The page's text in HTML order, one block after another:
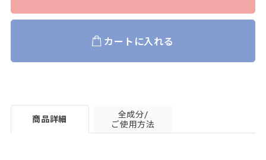
カートに入れる
商品詳細
全成分/
ご使用方法